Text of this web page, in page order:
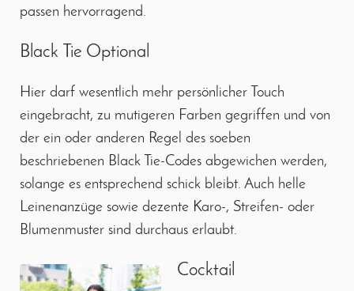
passen hervorragend.
Black Tie Optional
Hier darf wesentlich mehr persönlicher Touch
eingebracht, zu mutigeren Farben gegriffen und von
der ein oder anderen Regel des soeben
beschriebenen Black Tie-Codes abgewichen werden,
solange es entsprechend schick bleibt. Auch helle
Leinenanzüge sowie dezente Karo-, Streifen- oder
Blumenmuster sind durchaus erlaubt.
Cocktail